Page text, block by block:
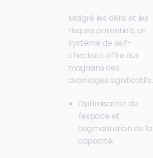
Malgré les défis et les
risques potentiels, un
système de self-
checkout offre aux
magasins des
avantages significatifs.
Optimisation de
l'espace et
augmentation de la
capacité.